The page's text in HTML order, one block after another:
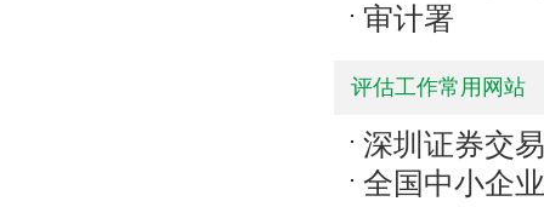
审计署
评估工作常用网站
深圳证券交
全国中小企